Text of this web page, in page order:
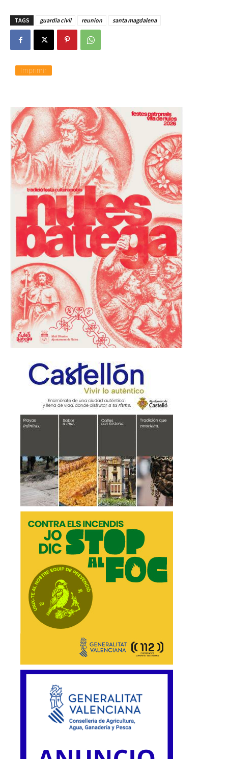
TAGS guardia civil reunion santa magdalena
Imprimir